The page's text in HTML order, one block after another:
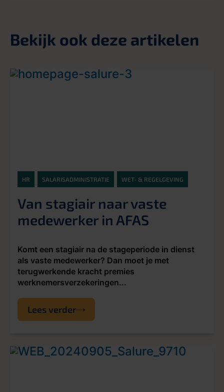
Bekijk ook deze artikelen
HR SALARISADMINISTRATIE WET- & REGELGEVING
Van stagiair naar vaste
medewerker in AFAS
Komt een stagiair na de stageperiode in dienst
als vaste medewerker? Dan moet je met
terugwerkende kracht premies
werknemersverzekeringen...
Lees verder